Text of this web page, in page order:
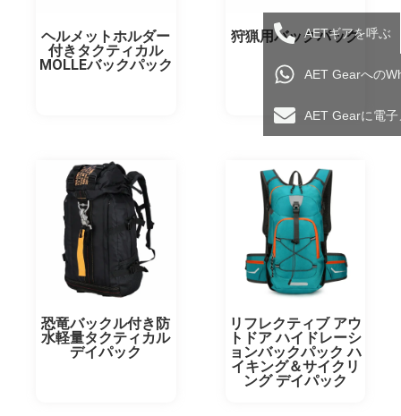
ヘルメットホルダー
付きタクティカル
MOLLEバックパック
狩猟用バックパック
恐竜バックル付き防
水軽量タクティカル
デイパック
リフレクティブ アウ
トドア ハイドレーシ
ョンバックパック ハ
イキング＆サイクリ
ング デイパック
AETギアを呼ぶ
AET Gearへの
AET Gearに電